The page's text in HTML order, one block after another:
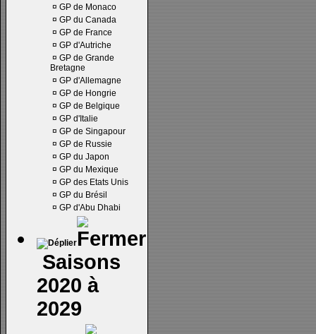
¤ GP de Monaco
¤ GP du Canada
¤ GP de France
¤ GP d'Autriche
¤ GP de Grande
Bretagne
¤ GP d'Allemagne
¤ GP de Hongrie
¤ GP de Belgique
¤ GP d'Italie
¤ GP de Singapour
¤ GP de Russie
¤ GP du Japon
¤ GP du Mexique
¤ GP des Etats Unis
¤ GP du Brésil
¤ GP d'Abu Dhabi
Saisons
2020 à
2029